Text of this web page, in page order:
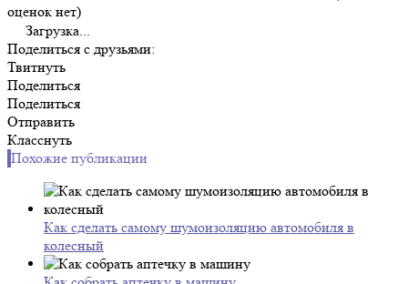
оценок нет)
Загрузка...
Поделиться с друзьями:
Твитнуть
Поделиться
Поделиться
Отправить
Класснуть
Похожие публикации
Как сделать самому шумоизоляцию автомобиля в
колесный